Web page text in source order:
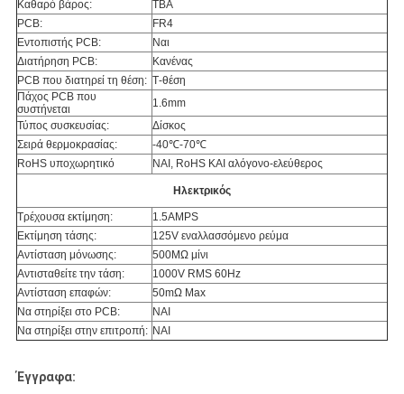
Καθαρό βάρος:
TBA
PCB:
FR4
Εντοπιστής PCB:
Ναι
Διατήρηση PCB:
Κανένας
PCB που διατηρεί τη θέση: Τ-θέση
Πάχος PCB που
συστήνεται
1.6mm
Τύπος συσκευσίας:
Δίσκος
Σειρά θερμοκρασίας:
-40℃-70℃
RoHS υποχωρητικό
ΝΑΙ, RoHS ΚΑΙ αλόγονο-ελεύθερος
Ηλεκτρικός
Τρέχουσα εκτίμηση:
1.5AMPS
Εκτίμηση τάσης:
125V εναλλασσόμενο ρεύμα
Αντίσταση μόνωσης:
500MΩ μίνι
Αντισταθείτε την τάση:
1000V RMS 60Hz
Αντίσταση επαφών:
50mΩ Max
Να στηρίξει στο PCB:
ΝΑΙ
Να στηρίξει στην επιτροπή: ΝΑΙ
Έγγραφα: